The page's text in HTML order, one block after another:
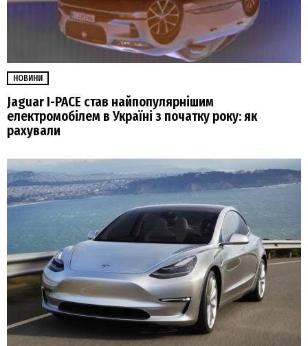
НОВИНИ
Jaguar I-PACE став найпопулярнішим
електромобілем в Україні з початку року: як
рахували